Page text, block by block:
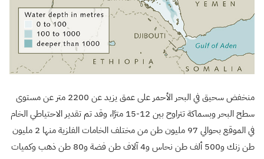
منخفض سحيق في البحر الأحمر على عمق يزيد عن 2200 متر عن مستوى
سطح البحر وبسماكة تتراوح بين 12-15 مترًا، وقد تم تقدير الاحتياطي الخام
في الموقع بحوالي 97 مليون طن من مختلف الخامات الفلزية منها 2 مليون
طن زنك و500 ألف طن نحاس و4 آلاف طن فضة و80 طن ذهب وكميات